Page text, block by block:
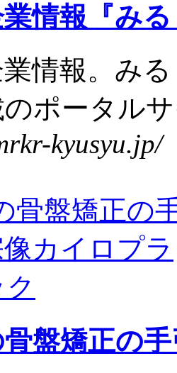
情報『み
情報。み
ポータル
kyusyu.jp/
盤矯正の